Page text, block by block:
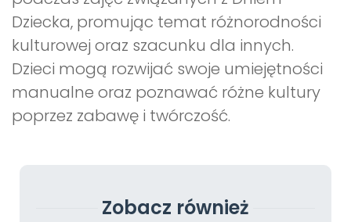
Dziecka, promując temat różnorodności
kulturowej oraz szacunku dla innych.
Dzieci mogą rozwijać swoje umiejętności
manualne oraz poznawać różne kultury
poprzez zabawę i twórczość.
Zobacz również